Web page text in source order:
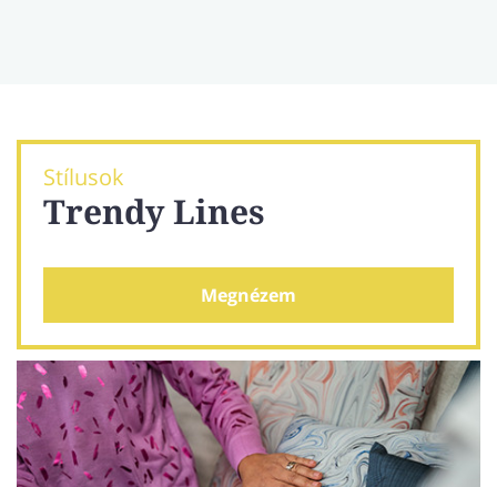
Stílusok
Trendy Lines
Megnézem